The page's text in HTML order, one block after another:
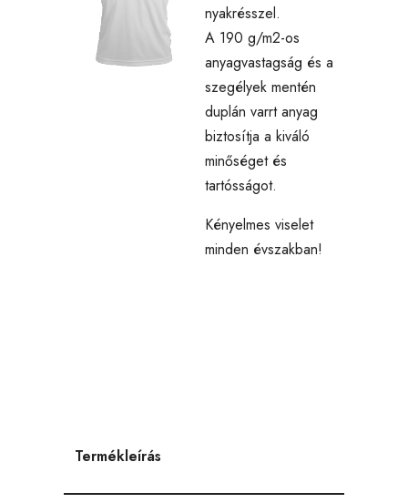
nyakrésszel.
A 190 g/m2-os
anyagvastagság és a
szegélyek mentén
duplán varrt anyag
biztosítja a kiváló
minőséget és
tartósságot.
Kényelmes viselet
minden évszakban!
Termékleírás